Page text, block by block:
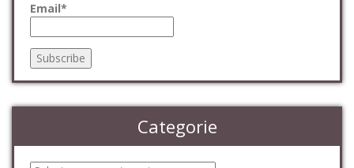
Email*
Categorie